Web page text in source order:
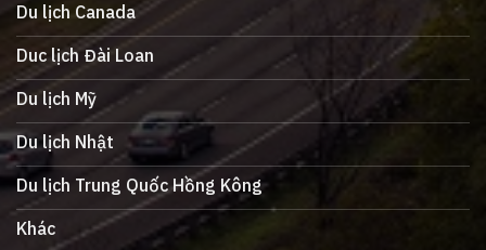
Du lịch Canada
Duc lịch Đài Loan
Du lịch Mỹ
Du lịch Nhật
Du lịch Trung Quốc Hồng Kông
Khác